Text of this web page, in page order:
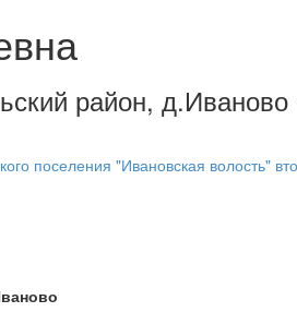
район,
поселения "Ивановская волость"